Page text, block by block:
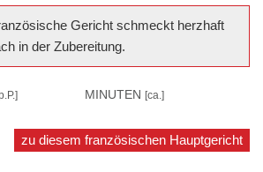
Gericht schmeckt herzhaft
in der Zubereitung.
MINUTEN [ca.]
zu diesem französischen Hauptgericht